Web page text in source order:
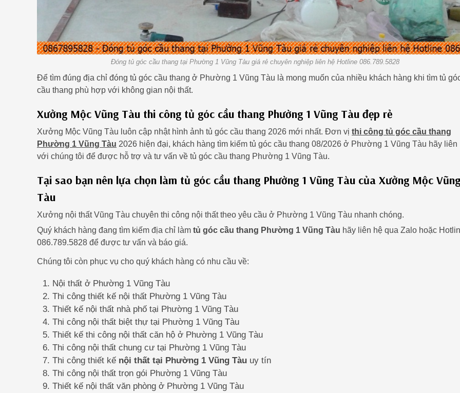
Đóng tủ góc cầu thang tại Phường 1 Vũng Tàu giá rẻ chuyên nghiệp liên hệ Hotline 086.789.5828
Để tìm đúng địa chỉ đóng tủ góc cầu thang ở Phường 1 Vũng Tàu là mong muốn của nhiều khách hàng khi tìm tủ
cầu thang phù hợp với không gian nội thất.
Xưởng Mộc Vũng Tàu thi công tủ góc cầu thang Phường 1 Vũng Tàu đẹp rẻ
Xưởng Mộc Vũng Tàu luôn cập nhật hình ảnh tủ góc cầu thang 2026 mới nhất. Đơn vị thi công tủ góc cầu thang
Phường 1 Vũng Tàu 2026 hiện đại, khách hàng tìm kiếm tủ góc cầu thang 08/2026 ở Phường 1 Vũng Tàu hãy liên
với chúng tôi để được hỗ trợ và tư vấn về tủ góc cầu thang Phường 1 Vũng Tàu.
Tại sao bạn nên lựa chọn làm tủ góc cầu thang Phường 1 Vũng Tàu của Xưởng Mộc Vũng
Tàu
Xưởng nội thất Vũng Tàu chuyên thi công nội thất theo yêu cầu ở Phường 1 Vũng Tàu nhanh chóng.
Quý khách hàng đang tìm kiếm địa chỉ làm tủ góc cầu thang Phường 1 Vũng Tàu hãy liên hệ qua Zalo hoặc
086.789.5828 để được tư vấn và báo giá.
Chúng tôi còn phục vụ cho quý khách hàng có nhu cầu về:
Nội thất ở Phường 1 Vũng Tàu
Thi công thiết kế nội thất Phường 1 Vũng Tàu
Thiết kế nội thất nhà phố tại Phường 1 Vũng Tàu
Thi công nội thất biệt thự tại Phường 1 Vũng Tàu
Thiết kế thi công nội thất căn hộ ở Phường 1 Vũng Tàu
Thi công nội thất chung cư tại Phường 1 Vũng Tàu
Thi công thiết kế nội thất tại Phường 1 Vũng Tàu uy tín
Thi công nội thất trọn gói Phường 1 Vũng Tàu
Thiết kế nội thất văn phòng ở Phường 1 Vũng Tàu